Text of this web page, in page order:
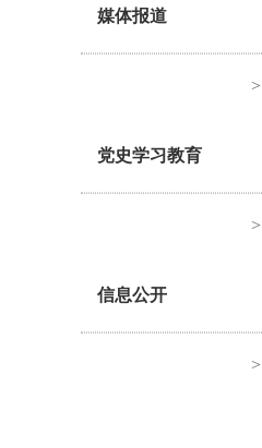
媒体报道
>
党史学习教育
>
信息公开
>